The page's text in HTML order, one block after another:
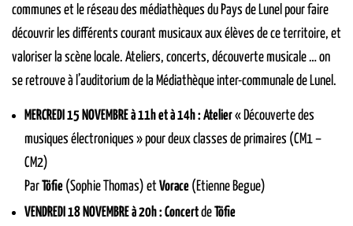
communes et le réseau des médiathèques du Pays de Lunel pour faire
découvrir les différents courant musicaux aux élèves de ce territoire, et
valoriser la scène locale. Ateliers, concerts, découverte musicale … on
se retrouve à l’auditorium de la Médiathèque inter-communale de Lunel.
MERCREDI 15 NOVEMBRE à 11h et à 14h : Atelier« Découverte des
musiques électroniques » pour deux classes de primaires (CM1 –
CM2)
ParTöfie (Sophie Thomas) etVorace (Etienne Begue)
VENDREDI 18 NOVEMBRE à 20h : Concertde Töfie